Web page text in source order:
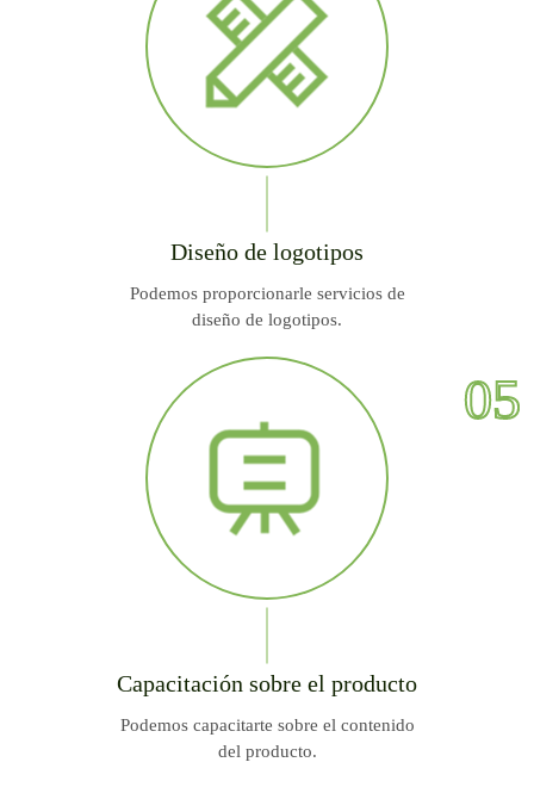
Diseño de logotipos
Podemos proporcionarle servicios de
diseño de logotipos.
05
Capacitación sobre el producto
Podemos capacitarte sobre el contenido
del producto.